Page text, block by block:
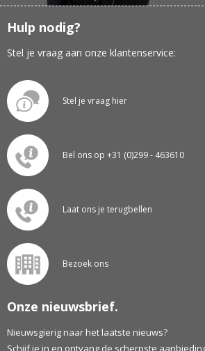
Hulp nodig?
Stel je vraag aan onze klantenservice:
Stel je vraag hier
Bel ons op +31 (0)299 - 463610
Laat ons je terugbellen
Bezoek ons
Onze nieuwsbrief.
Nieuwsgierig naar het laatste nieuws?
Schijf je in en ontvang de scherpste